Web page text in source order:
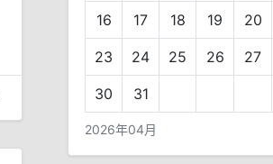
16 17 18 19 20
23 24 25 26 27
30 31
2026年04月